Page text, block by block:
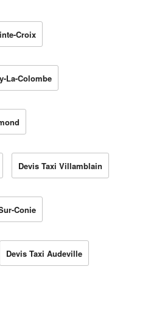
Croix
La-Colombe
Devis Taxi Villamblain
Conie
Devis Taxi Audeville